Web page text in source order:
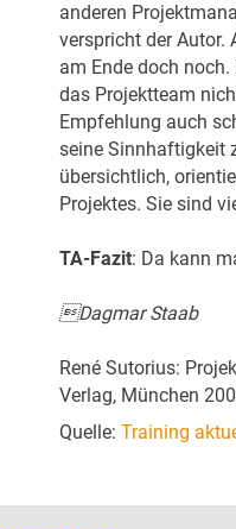
anderen
verspricht der Autor.
am Ende doch
das Projektteam
Empfehlung auch
seine Sinnhaftigkeit
übersichtlich,
Projektes. Sie sind
TA-Fazit: Da kann
Dagmar Staab
René Sutorius:
Verlag, München
Quelle: Training